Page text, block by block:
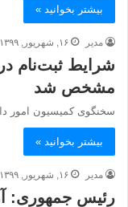
بیشتر بخوانید »
مدیر ۱۶, شهریور, ۱۳۹۹
شرایط ثبت‌نام
مشخص شد
سخنگوی کمیسیون امور
بیشتر بخوانید »
مدیر ۱۶, شهریور, ۱۳۹۹
رئیس جمهوری: